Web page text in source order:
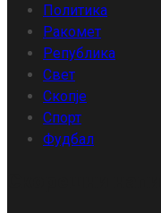
Политика
Ракомет
Република
Свет
Скопје
Спорт
Фудбал